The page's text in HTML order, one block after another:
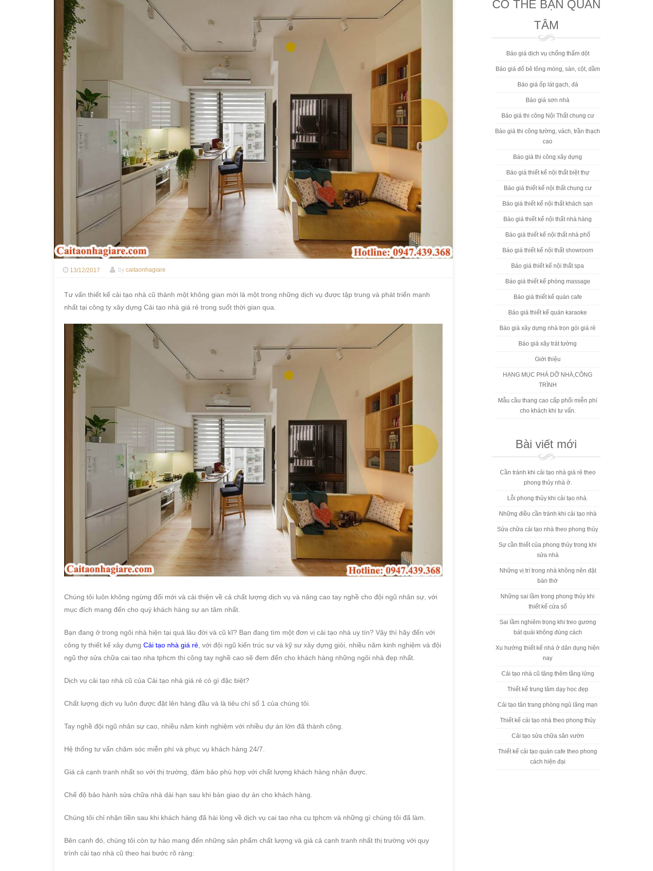
13/12/2017 by caitaonhagiare
Tư vấn thiết kế cải tạo nhà cũ thành một không gian mới là một trong những dịch vụ được tập trung và phát triển mạnh
nhất tại công ty xây dựng Cải tạo nhà giá rẻ trong suốt thời gian qua.
Chúng tôi luôn không ngừng đổi mới và cải thiện về cả chất lượng dịch vụ và nâng cao tay nghề cho đội ngũ nhân sự, với
mục đích mang đến cho quý khách hàng sự an tâm nhất.
Bạn đang ở trong ngôi nhà hiện tại quá lâu đời và cũ kĩ? Bạn đang tìm một đơn vị cải tạo nhà uy tín? Vậy thì hãy đến với
công ty thiết kế xây dựng Cải tạo nhà giá rẻ , với đội ngũ kiến trúc sư và kỹ sư xây dựng giỏi, nhiều năm kinh nghiệm và đội
ngũ thợ sửa chữa cai tao nha tphcm thi công tay nghề cao sẽ đem đến cho khách hàng những ngôi nhà đẹp nhất.
Dịch vụ cải tạo nhà cũ của Cải tạo nhà giá rẻ có gì đặc biệt?
Chất lượng dịch vụ luôn được đặt lên hàng đầu và là tiêu chí số 1 của chúng tôi.
Tay nghề đội ngũ nhân sự cao, nhiều năm kinh nghiệm với nhiều dự án lớn đã thành công.
Hệ thống tư vấn chăm sóc miễn phí và phục vụ khách hàng 24/7.
Giá cả cạnh tranh nhất so với thị trường, đảm bảo phù hợp với chất lượng khách hàng nhận được.
Chế độ bảo hành sửa chữa nhà dài hạn sau khi bàn giao dự án cho khách hàng.
Chúng tôi chỉ nhận tiền sau khi khách hàng đã hài lòng về dịch vụ cai tao nha cu tphcm và những gì chúng tôi đã làm.
Bên cạnh đó, chúng tôi còn tự hào mang đến những sản phẩm chất lượng và giá cả cạnh tranh nhất thị trường với quy
trình cải tạo nhà cũ theo hai bước rõ ràng:
CÓ THỂ BẠN QUAN
TÂM
Báo giá dịch vụ chống thấm dột
Báo giá đổ bê tông móng, sàn, cột, dầm
Báo giá ốp lát gạch, đá
Báo giá sơn nhà
Báo giá thi công Nội Thất chung cư
Báo giá thi công tường, vách, trần thạch
cao
Báo giá thi công xây dựng
Báo giá thiết kế nội thất biệt thự
Báo giá thiết kế nội thất chung cư
Báo giá thiết kế nội thất khách sạn
Báo giá thiết kế nội thất nhà hàng
Báo giá thiết kế nội thất nhà phố
Báo giá thiết kế nội thất showroom
Báo giá thiết kế nội thất spa
Báo giá thiết kế phòng massage
Báo giá thiết kế quán cafe
Báo giá thiết kế quán karaoke
Báo giá xây dựng nhà trọn gói giá rẻ
Báo giá xây trát tường
Giới thiệu
HẠNG MỤC PHÁ DỠ NHÀ,CÔNG
TRÌNH
Mẫu cầu thang cao cấp phối miễn phí
cho khách khi tư vấn.
Bài viết mới
Cần tránh khi cải tạo nhà giá rẻ theo
phong thủy nhà ở.
Lỗi phong thủy khi cải tạo nhà.
Những điều cần tránh khi cải tạo nhà
Sửa chữa cải tạo nhà theo phong thủy
Sự cần thiết của phong thủy trong khi
sửa nhà
Những vị trí trong nhà không nên đặt
bàn thờ
Những sai lầm trong phong thủy khi
thiết kế cửa sổ
Sai lầm nghiêm trọng khi treo gương
bát quái không đúng cách
Xu hướng thiết kế nhà ở dân dụng hiện
nay
Cải tạo nhà cũ tăng thêm tầng lửng
Thiết kế trung tâm dạy học đẹp
Cải tạo tân trang phòng ngủ lãng mạn
Thiết kế cải tạo nhà theo phong thủy
Cải tạo sửa chữa sân vườn
Thiết kế cải tạo quán cafe theo phong
cách hiện đại